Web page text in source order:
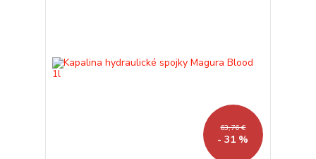
63,76 €
- 31 %